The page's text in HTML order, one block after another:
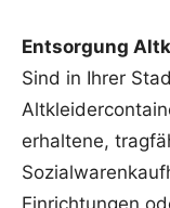
Entsorgung
Sind in Ihrer
erhaltene,
Einrichtungen